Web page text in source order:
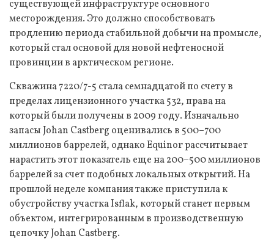
существующей инфраструктуре основного
месторождения. Это должно способствовать
продлению периода стабильной добычи на промысле,
который стал основой для новой нефтеносной
провинции в арктическом регионе.
Скважина 7220/7-5 стала семнадцатой по счету в
пределах лицензионного участка 532, права на
который были получены в 2009 году. Изначально
запасы Johan Castberg оценивались в 500–700
миллионов баррелей, однако Equinor рассчитывает
нарастить этот показатель еще на 200–500 миллионов
баррелей за счет подобных локальных открытий. На
прошлой неделе компания также приступила к
обустройству участка Isflak, который станет первым
объектом, интегрированным в производственную
цепочку Johan Castberg.